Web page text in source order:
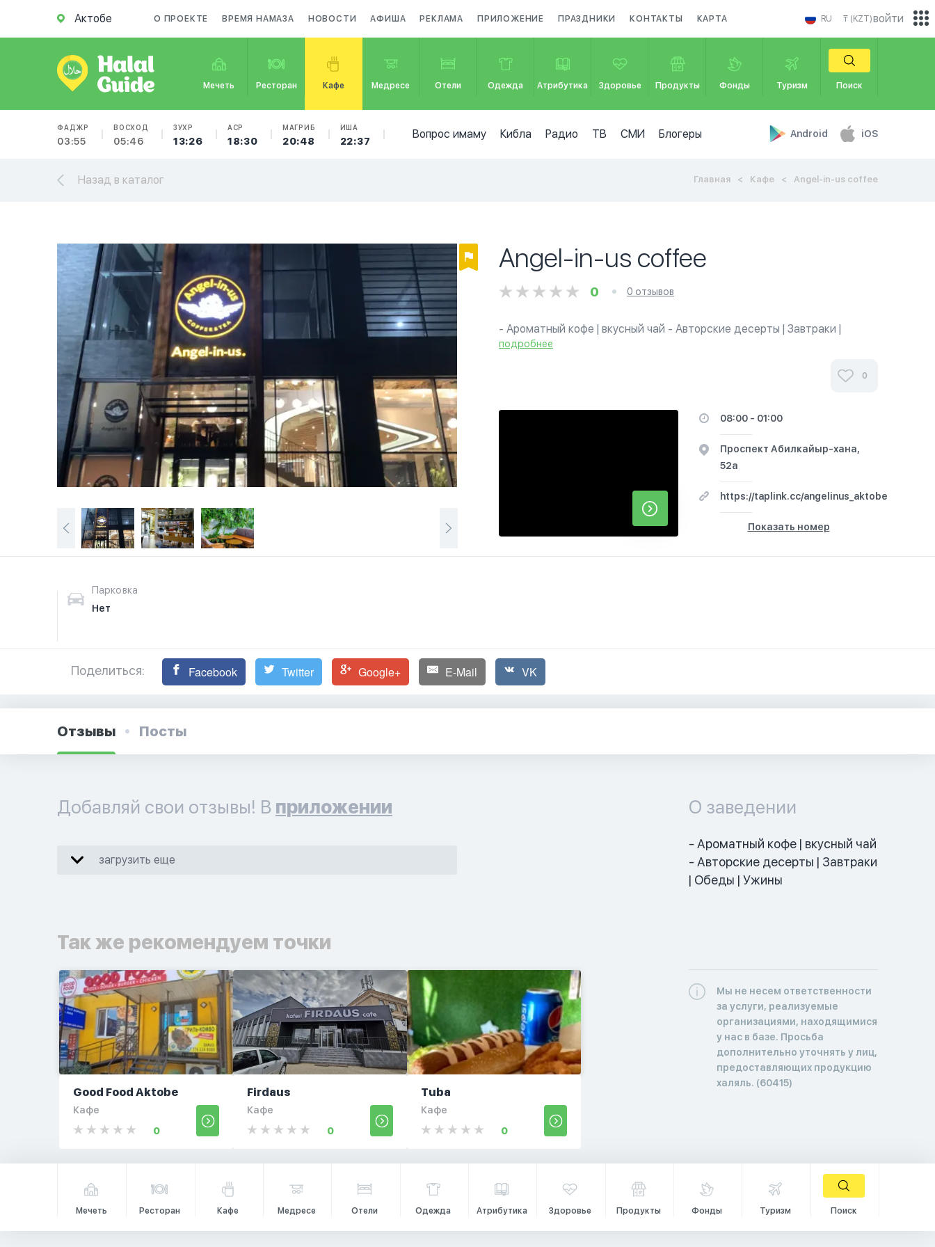
Актобе О ПРОЕКТЕ ВРЕМЯ НАМАЗА НОВОСТИ АФИША РЕКЛАМА ПРИЛОЖЕНИЕ ПРАЗДНИКИ КОНТАКТЫ КАРТА RU ₸ (KZT)
Мечеть Ресторан Кафе Медресе Отели Одежда Атрибутика Здоровье Продукты Фонды Туризм Поиск
ФАДЖР
03:55
ВОСХОД
05:46
ЗУХР
13:26
АСР
18:30
МАГРИБ
20:48
ИША
22:37
Вопрос имаму Кибла Радио ТВ СМИ Блогеры Android iOS
войти
Назад в каталог Главная Кафе Angel-in-us coffee
Angel-in-us coffee
0 0 отзывов
- Ароматный кофе | вкусный чай - Авторские десерты | Завтраки |
Обеды | Ужины
подробнее
0
08:00 - 01:00
​Проспект Абилкайыр-хана,
52а
https://taplink.cc/angelinus_aktobe
Показать номер
Парковка
Нет
Поделиться: Facebook Twitter Google+ E-Mail VK
Отзывы Посты
Добавляй свои отзывы! В приложении
загрузить еще
Так же рекомендуем точки
Good Food Aktobe
Кафе
0
Firdaus
Кафе
0
Tuba
Кафе
0
О заведении
- Ароматный кофе | вкусный чай
- Авторские десерты | Завтраки
| Обеды | Ужины
Мы не несем ответственности
за услуги, реализуемые
организациями, находящимися
у нас в базе. Просьба
дополнительно уточнять у лиц,
предоставляющих продукцию
халяль. (60415)
Мечеть Ресторан Кафе Медресе Отели Одежда Атрибутика Здоровье Продукты Фонды Туризм Поиск